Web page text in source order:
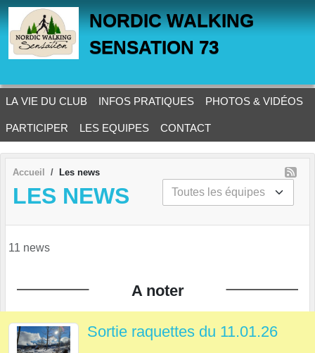
NORDIC WALKING
SENSATION 73
LA VIE DU CLUB INFOS PRATIQUES PHOTOS & VIDÉOS
PARTICIPER LES EQUIPES CONTACT
Accueil Les news
LES NEWS
11 news
A noter
Sortie raquettes du 11.01.26
Panneau de gestion des cookies